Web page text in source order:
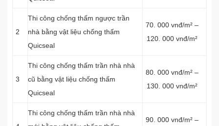
2
Thi công chống thấm ngược trần
nhà bằng vật liệu chống thấm
Quicseal
70. 000 vnđ/m² –
120. 000 vnđ/m²
3
Thi công chống thấm trần nhà nhà
cũ bằng vật liệu chống thấm
Quicseal
80. 000 vnđ/m² –
130. 000 vnđ/m²
Thi công chống thấm trần nhà nhà
90. 000 vnđ/m² –